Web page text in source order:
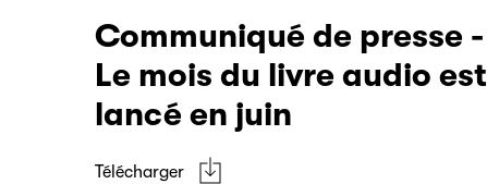
Communiqué de presse -
Le mois du livre audio est
lancé en juin
Télécharger